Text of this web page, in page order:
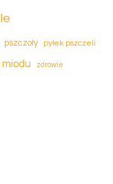
pszczoły pyłek pszczeli
miodu zdrowie